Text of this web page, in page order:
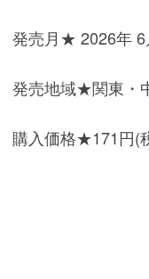
発売月★ 2026年 6
発売地域★関東・
購入価格★171円(